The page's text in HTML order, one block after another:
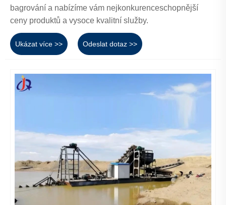
bagrování a nabízíme vám nejkonkurenceschopnější
ceny produktů a vysoce kvalitní služby.
Ukázat více >> Odeslat dotaz >>